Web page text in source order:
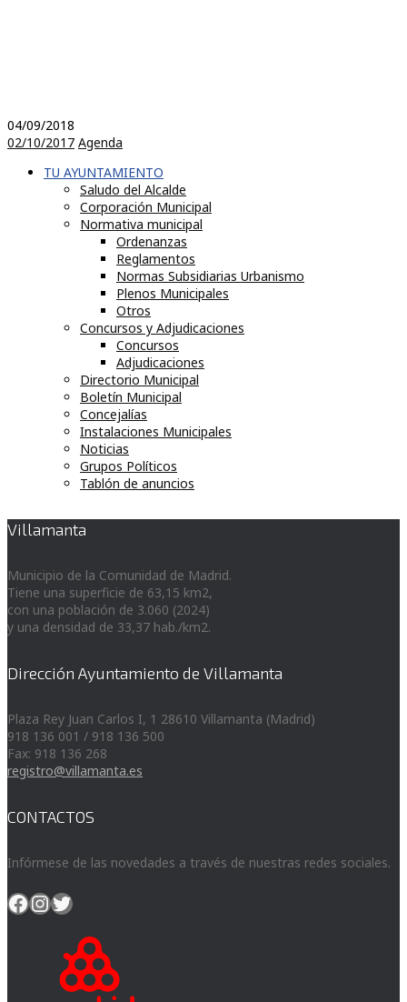
04/09/2018
02/10/2017 Agenda
TU AYUNTAMIENTO
Saludo del Alcalde
Corporación Municipal
Normativa municipal
Ordenanzas
Reglamentos
Normas Subsidiarias Urbanismo
Plenos Municipales
Otros
Concursos y Adjudicaciones
Concursos
Adjudicaciones
Directorio Municipal
Boletín Municipal
Concejalías
Instalaciones Municipales
Noticias
Grupos Políticos
Tablón de anuncios
Villamanta
Municipio de la Comunidad de Madrid.
Tiene una superficie de 63,15 km2,
con una población de 3.060 (2024)
y una densidad de 33,37 hab./km2.
Dirección Ayuntamiento de Villamanta
Plaza Rey Juan Carlos I, 1 28610 Villamanta (Madrid)
918 136 001 / 918 136 500
Fax: 918 136 268
registro@villamanta.es
CONTACTOS
Infórmese de las novedades a través de nuestras redes sociales.
Facebook
Instagram
Twitter